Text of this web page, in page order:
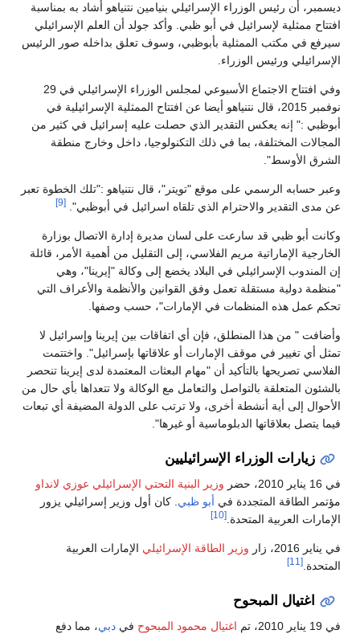
ديسمبر، أن رئيس الوزراء الإسرائيلي بنيامين نتنياهو أشاد به بمناسبة
افتتاح ممثلية لإسرائيل في أبو ظبي. وأكد جولد أن العلم الإسرائيلي
سيرفع في مكتب الممثلية بأبوظبي، وسوف تعلق بداخله صور الرئيس
الإسرائيلي ورئيس الوزراء.
وفي افتتاح الاجتماع الأسبوعي لمجلس الوزراء الإسرائيلي في 29
نوفمبر 2015، قال نتنياهو أيضا عن افتتاح الممثلية الإسرائيلية في
أبوظبي :" إنه يعكس التقدير الذي حصلت عليه إسرائيل في كثير من
المجالات المختلفة، بما في ذلك التكنولوجيا، داخل وخارج منطقة
الشرق الأوسط".
وعبر حسابه الرسمي على موقع "تويتر"، قال نتنياهو :"تلك الخطوة تعبر
عن مدى التقدير والاحترام الذي تلقاه اسرائيل في أبوظبي". [9]
وكانت أبو ظبي قد سارعت على لسان مديرة إدارة الاتصال بوزارة
الخارجية الإماراتية مريم الفلاسي، إلى التقليل من أهمية الأمر، قائلة
إن المندوب الإسرائيلي في البلاد يخضع إلى وكالة "إيرينا"، وهي
"منظمة دولية مستقلة تعمل وفق القوانين والأنظمة والأعراف التي
تحكم عمل هذه المنظمات في الإمارات"، حسب وصفها.
وأضافت " من هذا المنطلق، فإن أي اتفاقات بين إيرينا وإسرائيل لا
تمثل أي تغيير في موقف الإمارات أو علاقاتها بإسرائيل". واختتمت
الفلاسي تصريحها بالتأكيد أن "مهام البعثات المعتمدة لدى إيرينا تنحصر
بالشئون المتعلقة بالتواصل والتعامل مع الوكالة ولا تتعداها بأي حال من
الأحوال إلى أية أنشطة أخرى، ولا ترتب على الدولة المضيفة أي تبعات
فيما يتصل بعلاقاتها الدبلوماسية أو غيرها".
زيارات الوزراء الإسرائيليين
في 16 يناير 2010، حضر وزير البنية التحتي الإسرائيلي عوزي لانداو
مؤتمر الطاقة المتجددة في أبو ظبي . كان أول وزير إسرائيلي يزور
الإمارات العربية المتحدة. [10]
في يناير 2016، زار وزير الطاقة الإسرائيلي الإمارات العربية
المتحدة. [11]
اغتيال المبحوح
في 19 يناير 2010، تم اغتيال محمود المبحوح في دبي، مما دفع